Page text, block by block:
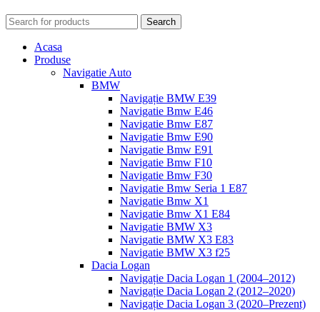
Search
Acasa
Produse
Navigatie Auto
BMW
Navigație BMW E39
Navigatie Bmw E46
Navigatie Bmw E87
Navigatie Bmw E90
Navigatie Bmw E91
Navigatie Bmw F10
Navigatie Bmw F30
Navigatie Bmw Seria 1 E87
Navigatie Bmw X1
Navigatie Bmw X1 E84
Navigatie BMW X3
Navigatie BMW X3 E83
Navigatie BMW X3 f25
Dacia Logan
Navigație Dacia Logan 1 (2004–2012)
Navigație Dacia Logan 2 (2012–2020)
Navigație Dacia Logan 3 (2020–Prezent)